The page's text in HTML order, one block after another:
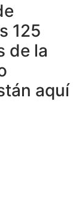
125
de la
aquí